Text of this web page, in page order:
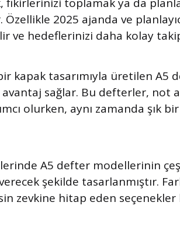
2025 ajanda ve
ve hedeflerinizi daha kolay
kapak tasarımıyla üretilen
avantaj sağlar. Bu defterler, not
olurken, aynı zamanda şık
A5 defter modellerinin
şekilde tasarlanmıştır.
zevkine hitap eden